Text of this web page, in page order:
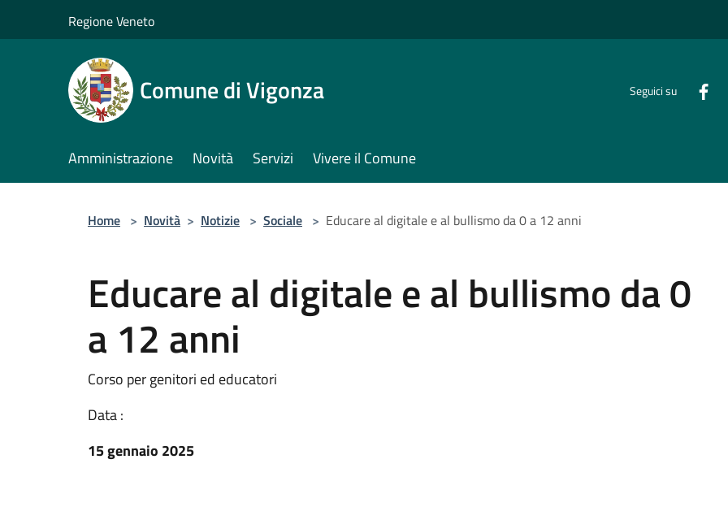
Regione Veneto
Comune di Vigonza Seguici su
Amministrazione Novità Servizi Vivere il Comune
Home > Novità > Notizie > Sociale > Educare al digitale e al bullismo da 0 a 12 anni
Educare al digitale e al bullismo da 0
a 12 anni
Corso per genitori ed educatori
Data :
15 gennaio 2025